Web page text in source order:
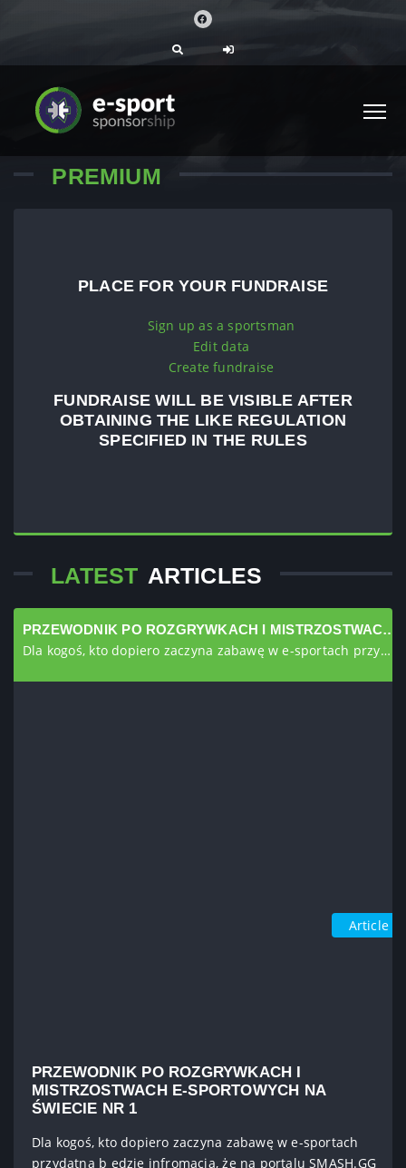
PREMIUM
PLACE FOR YOUR FUNDRAISE
Sign up as a sportsman
Edit data
Create fundraise
FUNDRAISE WILL BE VISIBLE AFTER
OBTAINING THE LIKE REGULATION
SPECIFIED IN THE RULES
LATEST ARTICLES
PRZEWODNIK PO ROZGRYWKACH I MISTRZOSTWACH E-SPORTOWYCH NA ŚWIECIE NR 1
Dla kogoś, kto dopiero zaczyna zabawę w e-sportach przydatna b ędzie infromacja, że na portalu SMASH.GG znajdziesz wszystkie (?) infromacje o wszystkich (znowu ?) meczach e-sportowych na świecie.
Article
PRZEWODNIK PO ROZGRYWKACH I
MISTRZOSTWACH E-SPORTOWYCH NA
ŚWIECIE NR 1
Dla kogoś, kto dopiero zaczyna zabawę w e-sportach
przydatna b ędzie infromacja, że na portalu SMASH.GG